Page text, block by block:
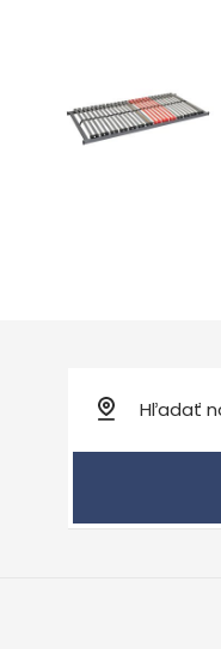
od 118,00€